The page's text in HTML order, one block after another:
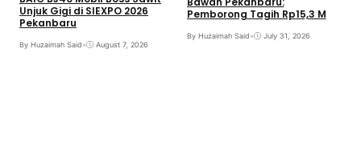
Unjuk Gigi di SIEXPO 2026
Pekanbaru
By Huzaimah Said• August 7, 2026
Pemborong Tagih Rp15,3 M
By Huzaimah Said• July 31, 2026